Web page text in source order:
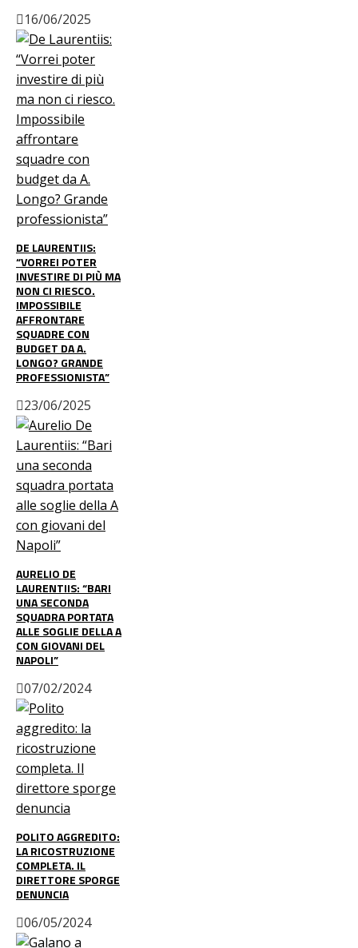
16/06/2025
DE LAURENTIIS:
“VORREI POTER
INVESTIRE DI PIÙ MA
NON CI RIESCO.
IMPOSSIBILE
AFFRONTARE
SQUADRE CON
BUDGET DA A.
LONGO? GRANDE
PROFESSIONISTA”
23/06/2025
AURELIO DE
LAURENTIIS: “BARI
UNA SECONDA
SQUADRA PORTATA
ALLE SOGLIE DELLA A
CON GIOVANI DEL
NAPOLI”
07/02/2024
POLITO AGGREDITO:
LA RICOSTRUZIONE
COMPLETA. IL
DIRETTORE SPORGE
DENUNCIA
06/05/2024